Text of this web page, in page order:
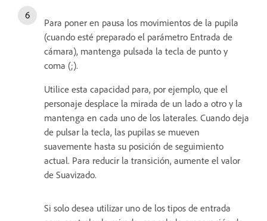
Para poner en pausa los movimientos de la pupila
(cuando esté preparado el parámetro Entrada de
cámara), mantenga pulsada la tecla de punto y
coma (;).
Utilice esta capacidad para, por ejemplo, que el
personaje desplace la mirada de un lado a otro y la
mantenga en cada uno de los laterales. Cuando deja
de pulsar la tecla, las pupilas se mueven
suavemente hasta su posición de seguimiento
actual. Para reducir la transición, aumente el valor
de Suavizado.
Si solo desea utilizar uno de los tipos de entrada